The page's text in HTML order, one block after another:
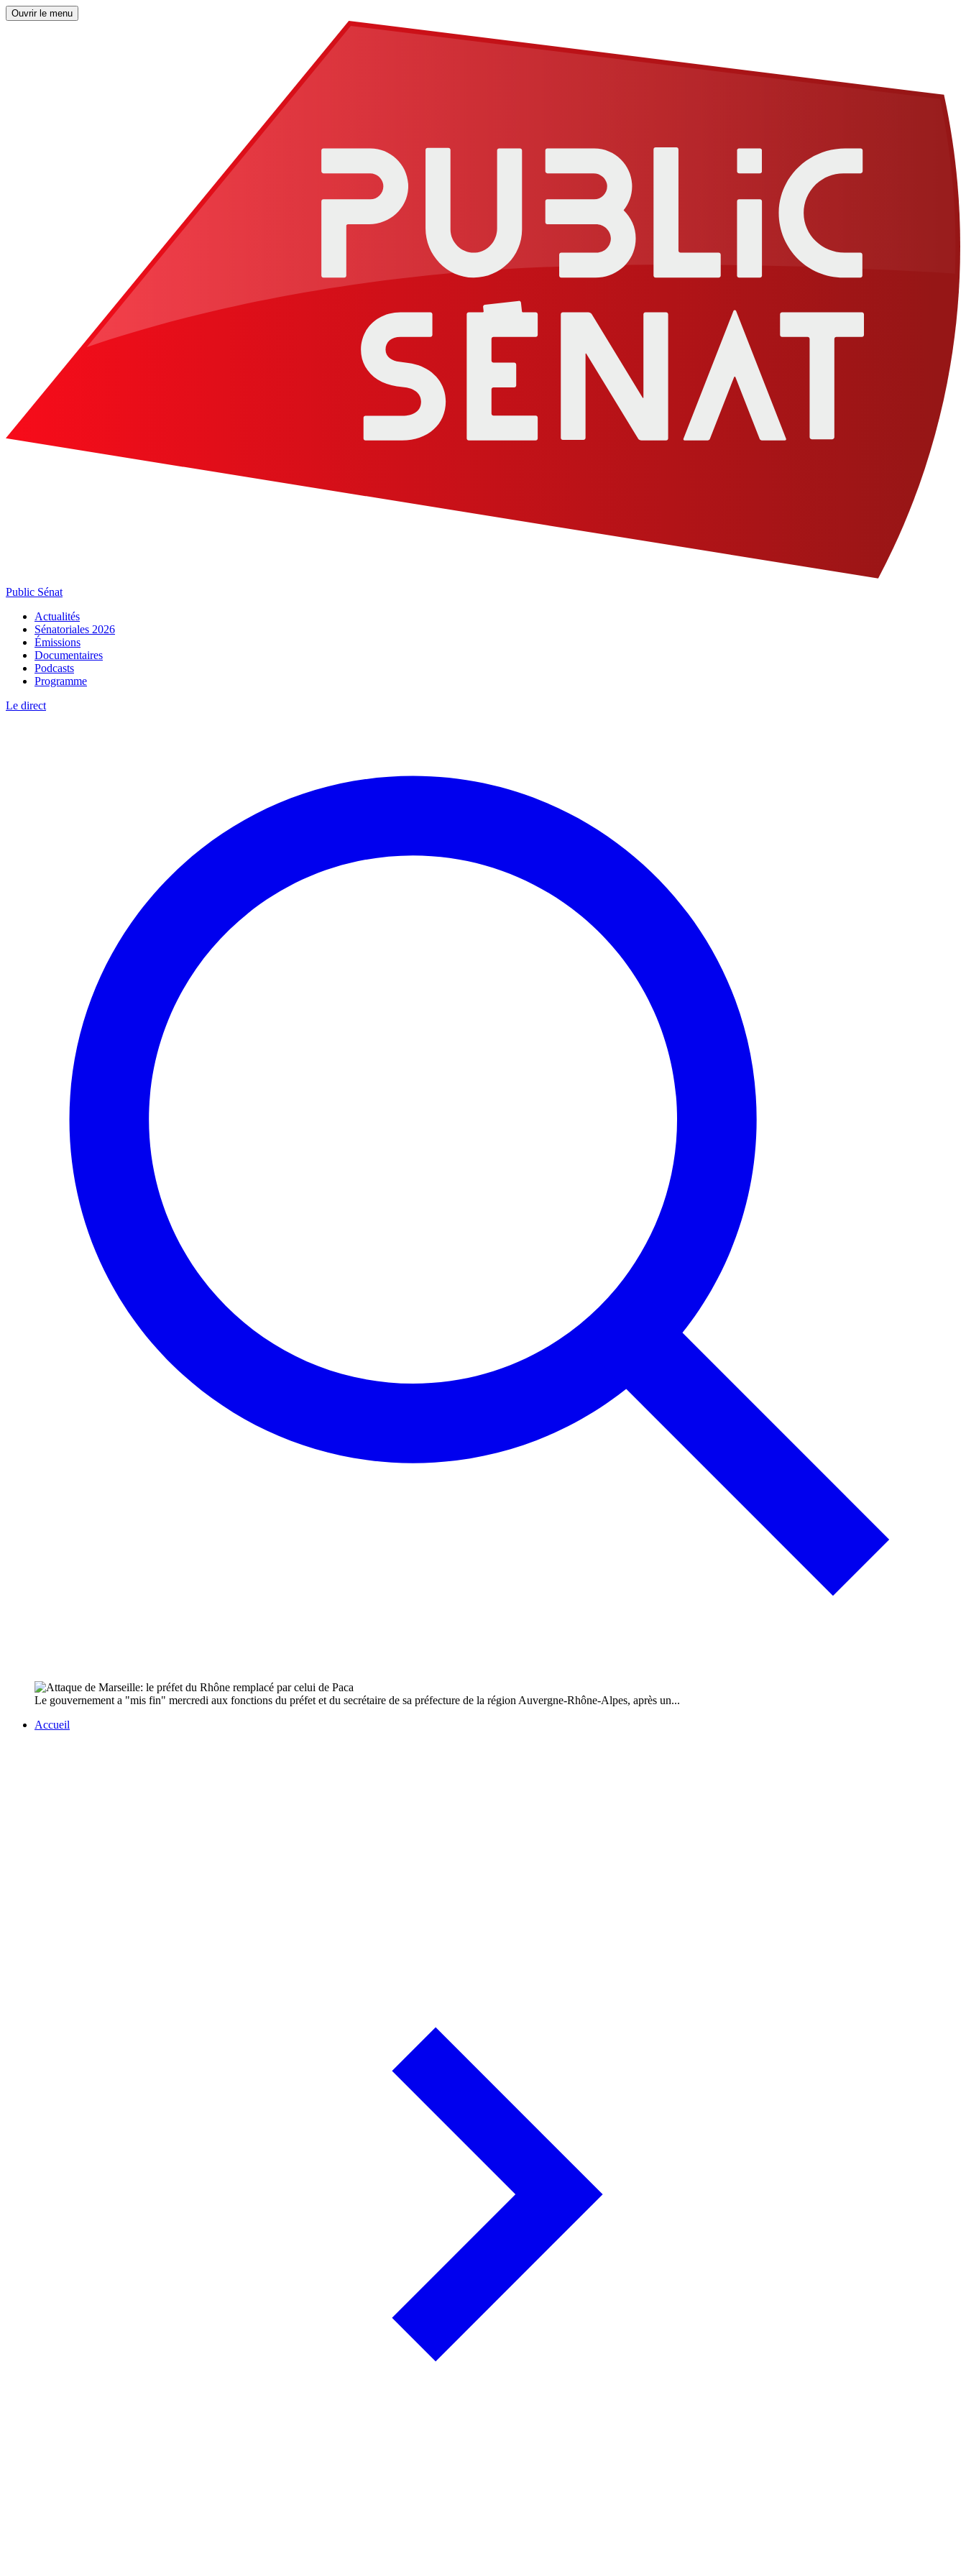
Ouvrir le menu
Public Sénat
Actualités
Sénatoriales 2026
Émissions
Documentaires
Podcasts
Programme
Le direct
Le gouvernement a "mis fin" mercredi aux fonctions du préfet et du secrétaire de sa préfecture de la région Auvergne-Rhône-Alpes, après un...
Accueil